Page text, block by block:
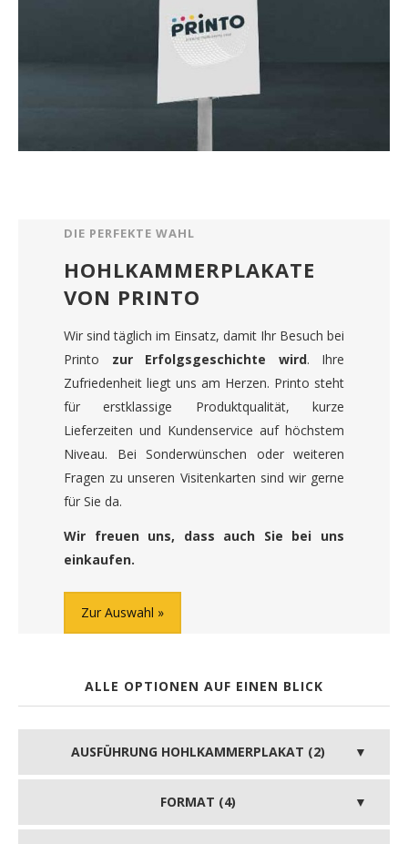
DIE PERFEKTE WAHL
HOHLKAMMERPLAKATE
VON PRINTO
Wir sind täglich im Einsatz, damit Ihr Besuch bei
Printo zur Erfolgsgeschichte wird. Ihre
Zufriedenheit liegt uns am Herzen. Printo steht
für erstklassige Produktqualität, kurze
Lieferzeiten und Kundenservice auf höchstem
Niveau. Bei Sonderwünschen oder weiteren
Fragen zu unseren Visitenkarten sind wir gerne
für Sie da.
Wir freuen uns, dass auch Sie bei uns
einkaufen.
Zur Auswahl
ALLE OPTIONEN AUF EINEN BLICK
AUSFÜHRUNG HOHLKAMMERPLAKAT (2)
FORMAT (4)